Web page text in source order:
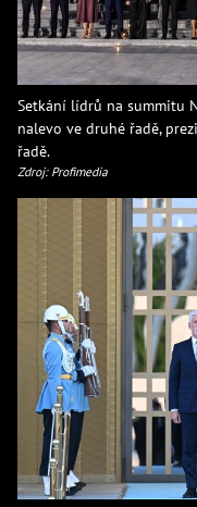
Setkání lídrů na summitu
nalevo ve druhé řadě,
řadě.
Zdroj: Profimedia